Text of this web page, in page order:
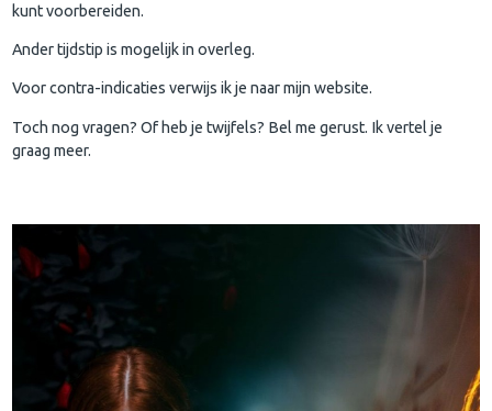
kunt voorbereiden.
Ander tijdstip is mogelijk in overleg.
Voor contra-indicaties verwijs ik je naar mijn website.
Toch nog vragen? Of heb je twijfels? Bel me gerust. Ik vertel je
graag meer.